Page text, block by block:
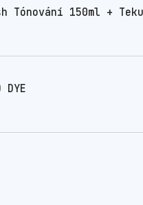
Tónování 150ml +